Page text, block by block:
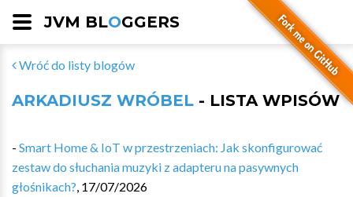
JVM BLOGGERS
Wróć do listy blogów
ARKADIUSZ WRÓBEL - LISTA WPISÓW
- Smart Home & IoT w przestrzeniach: Jak skonfigurować
zestaw do słuchania muzyki z adapteru na pasywnych
głośnikach?, 17/07/2026